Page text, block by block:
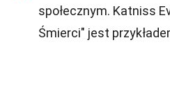
społecznym. Katniss
Śmierci" jest